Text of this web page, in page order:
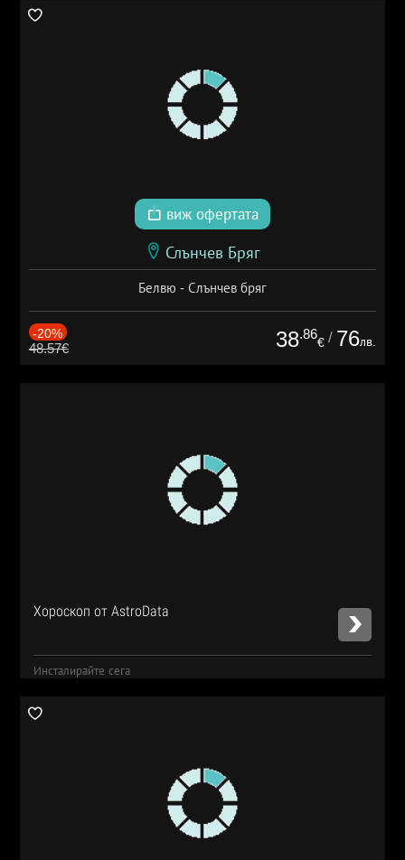
виж офертата
Слънчев Бряг
Белвю - Слънчев бряг
-20%
48.57€ 38.86
€ / 76лв.
Хороскоп от AstroData
Инсталирайте сега